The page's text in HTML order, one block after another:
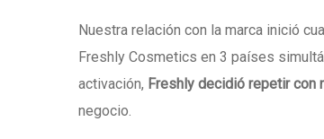
Nuestra relación con la marca inició
Freshly Cosmetics en 3 países
activación, Freshly decidió repetir con
negocio.